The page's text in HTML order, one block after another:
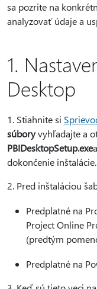
sa pozrite na
analyzovať údaje a
1.
Desktop
1. Stiahnite si
súboryvyhľadajte a
PBIDesktopSetup.exe
dokončenie inštalácie.
2. Pred inštaláciou
Predplatné na
Project Online
(predtým
Predplatné na